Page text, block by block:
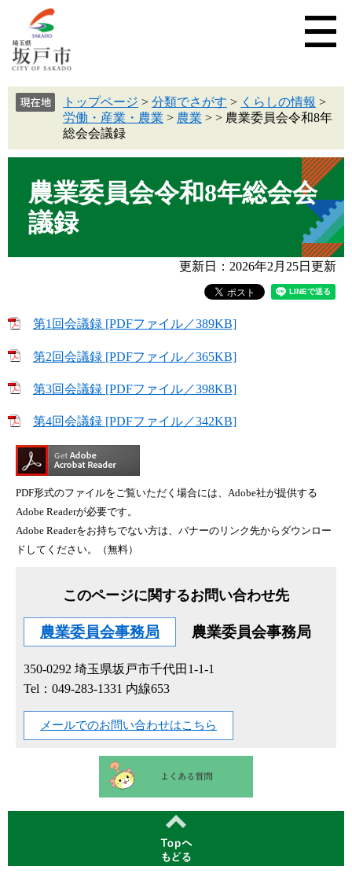
トップページ > 分類でさがす > くらしの情報 >
労働・産業・農業 > 農業 > > 農業委員会令和8年
総会会議録
農業委員会令和8年総会会
議録
更新日：2026年2月25日更新
第1回会議録 [PDFファイル／389KB]
第2回会議録 [PDFファイル／365KB]
第3回会議録 [PDFファイル／398KB]
第4回会議録 [PDFファイル／342KB]
PDF形式のファイルをご覧いただく場合には、Adobe社が提供する
Adobe Readerが必要です。
Adobe Readerをお持ちでない方は、バナーのリンク先からダウンロー
ドしてください。（無料）
このページに関するお問い合わせ先
農業委員会事務局 農業委員会事務局
350-0292 埼玉県坂戸市千代田1-1-1
Tel：049-283-1331 内線653
メールでのお問い合わせはこちら